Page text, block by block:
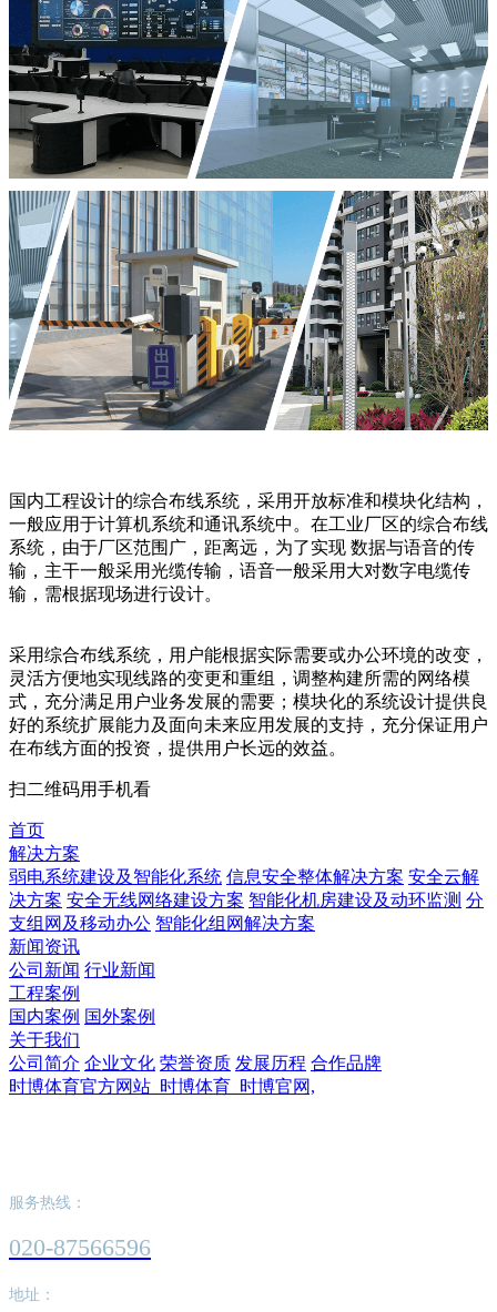
国内工程设计的综合布线系统，采用开放标准和模块化结构，
一般应用于计算机系统和通讯系统中。在工业厂区的综合布线
系统，由于厂区范围广，距离远，为了实现 数据与语音的传
输，主干一般采用光缆传输，语音一般采用大对数字电缆传
输，需根据现场进行设计。
采用综合布线系统，用户能根据实际需要或办公环境的改变，
灵活方便地实现线路的变更和重组，调整构建所需的网络模
式，充分满足用户业务发展的需要；模块化的系统设计提供良
好的系统扩展能力及面向未来应用发展的支持，充分保证用户
在布线方面的投资，提供用户长远的效益。
扫二维码用手机看
首页
解决方案
弱电系统建设及智能化系统 信息安全整体解决方案 安全云解
决方案 安全无线网络建设方案 智能化机房建设及动环监测 分
支组网及移动办公 智能化组网解决方案
新闻资讯
公司新闻 行业新闻
工程案例
国内案例 国外案例
关于我们
公司简介 企业文化 荣誉资质 发展历程 合作品牌
时博体育官方网站_时博体育_时博官网,
服务热线：
020-87566596
地址：